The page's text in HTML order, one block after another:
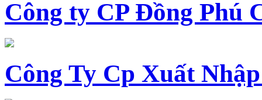
Công ty CP Đồng Phú
Công Ty Cp Xuất